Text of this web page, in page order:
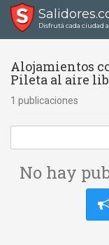
Disfrutá cada ciudad
Alojamientos
Pileta al aire
1 publicaciones
No hay